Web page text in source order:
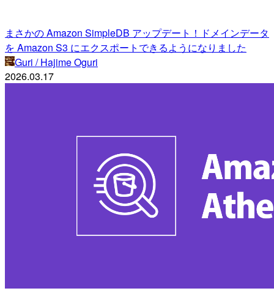
まさかの Amazon SimpleDB アップデート！ドメインデータ
を Amazon S3 にエクスポートできるようになりました
Guri / Hajime Oguri
2026.03.17